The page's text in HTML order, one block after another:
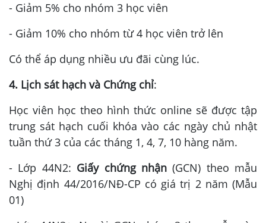
- Giảm 5% cho nhóm 3 học viên
- Giảm 10% cho nhóm từ 4 học viên trở lên
Có thể áp dụng nhiều ưu đãi cùng lúc.
4. Lịch sát hạch và Chứng chỉ:
Học viên học theo hình thức online sẽ được tập
trung sát hạch cuối khóa vào các ngày chủ nhật
tuần thứ 3 của các tháng 1, 4, 7, 10 hàng năm.
- Lớp 44N2: Giấy chứng nhận(GCN) theo mẫu
Nghị định 44/2016/NĐ-CP có giá trị 2 năm (Mẫu
01)